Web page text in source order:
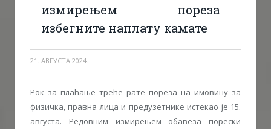
измирењем пореза
избегните наплату камате
21. АВГУСТА 2024.
Рок за плаћање треће рате пореза на имовину за
физичка, правна лица и предузетнике истекао је 15.
августа. Редовним измирењем обавеза порески